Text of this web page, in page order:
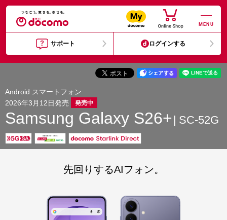
MENU
サポート ログインする
Android スマートフォン
2026年3月12日発売
発売中
Samsung Galaxy S26+ SC-52G
先回りするAIフォン。